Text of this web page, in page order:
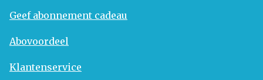
Geef abonnement cadeau
Abovoordeel
Klantenservice